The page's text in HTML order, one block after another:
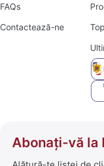
FAQs
Contactează-ne
Abonați-vă la